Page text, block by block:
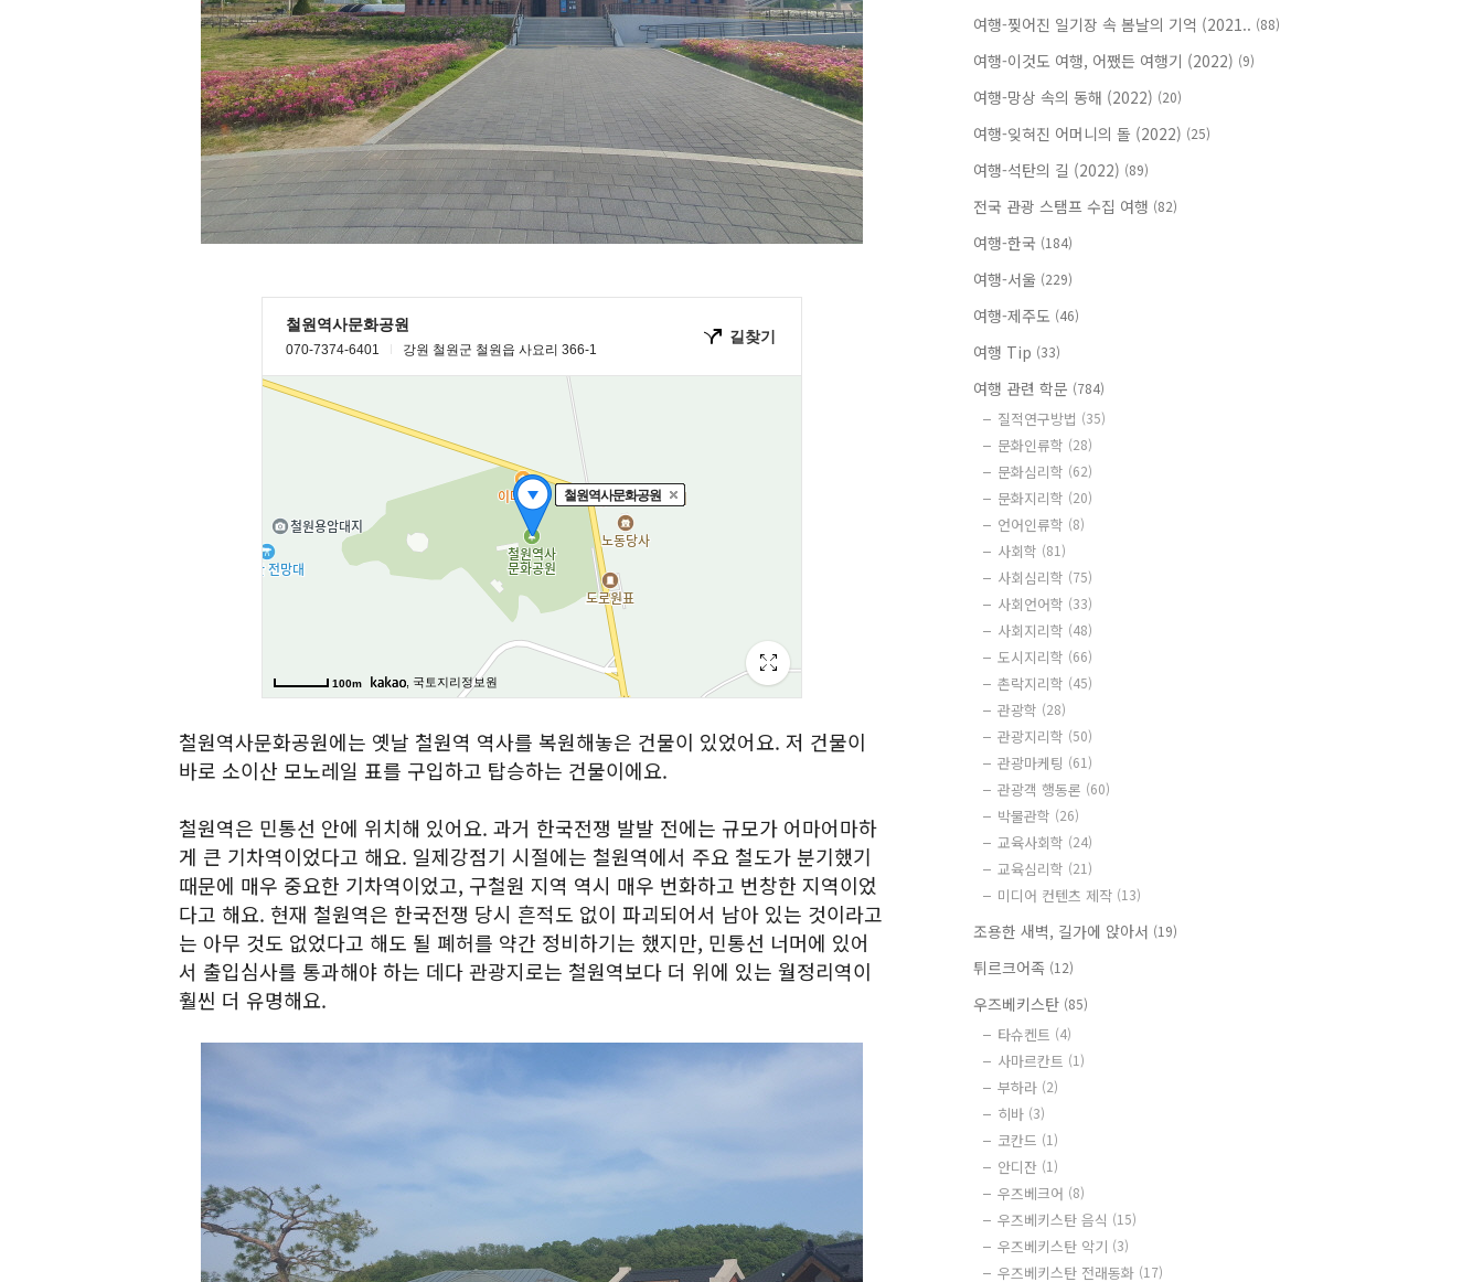
철원역사문화공원에는 옛날 철원역 역사를 복원해놓은 건물이 있었어요. 저 건물이
바로 소이산 모노레일 표를 구입하고 탑승하는 건물이에요.
철원역은 민통선 안에 위치해 있어요. 과거 한국전쟁 발발 전에는 규모가 어마어마하
게 큰 기차역이었다고 해요. 일제강점기 시절에는 철원역에서 주요 철도가 분기했기
때문에 매우 중요한 기차역이었고, 구철원 지역 역시 매우 번화하고 번창한 지역이었
다고 해요. 현재 철원역은 한국전쟁 당시 흔적도 없이 파괴되어서 남아 있는 것이라고
는 아무 것도 없었다고 해도 될 폐허를 약간 정비하기는 했지만, 민통선 너머에 있어
서 출입심사를 통과해야 하는 데다 관광지로는 철원역보다 더 위에 있는 월정리역이
훨씬 더 유명해요.
여행-찢어진 일기장 속 봄날의 기억 (2021.. (88)
여행-이것도 여행, 어쨌든 여행기 (2022) (9)
여행-망상 속의 동해 (2022) (20)
여행-잊혀진 어머니의 돌 (2022) (25)
여행-석탄의 길 (2022) (89)
전국 관광 스탬프 수집 여행 (82)
여행-한국 (184)
여행-서울 (229)
여행-제주도 (46)
여행 Tip (33)
여행 관련 학문 (784)
질적연구방법 (35)
문화인류학 (28)
문화심리학 (62)
문화지리학 (20)
언어인류학 (8)
사회학 (81)
사회심리학 (75)
사회언어학 (33)
사회지리학 (48)
도시지리학 (66)
촌락지리학 (45)
관광학 (28)
관광지리학 (50)
관광마케팅 (61)
관광객 행동론 (60)
박물관학 (26)
교육사회학 (24)
교육심리학 (21)
미디어 컨텐츠 제작 (13)
조용한 새벽, 길가에 앉아서 (19)
튀르크어족 (12)
우즈베키스탄 (85)
타슈켄트 (4)
사마르칸트 (1)
부하라 (2)
히바 (3)
코칸드 (1)
안디잔 (1)
우즈베크어 (8)
우즈베키스탄 음식 (15)
우즈베키스탄 악기 (3)
우즈베키스탄 전래동화 (17)